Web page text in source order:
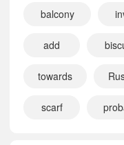
balcony
add
towards
scarf
小宝647822 正在学习
小宝450800